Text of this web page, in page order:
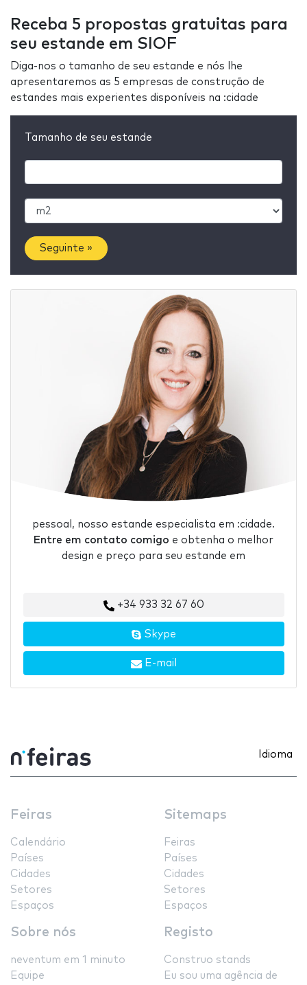
Receba 5 propostas gratuitas para
seu estande em SIOF
Diga-nos o tamanho de seu estande e nós lhe
apresentaremos as 5 empresas de construção de
estandes mais experientes disponíveis na :cidade
Tamanho de seu estande
Seguinte »
pessoal, nosso estande especialista em :cidade.
Entre em contato comigo e obtenha o melhor
design e preço para seu estande em
+34 933 32 67 60
Skype
E-mail
Idioma
Feiras
Calendário
Países
Cidades
Setores
Espaços
Sitemaps
Feiras
Países
Cidades
Setores
Espaços
Sobre nós
neventum em 1 minuto
Equipe
Registo
Construo stands
Eu sou uma agência de